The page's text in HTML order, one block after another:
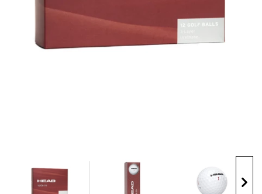
Handschuhe
Bags